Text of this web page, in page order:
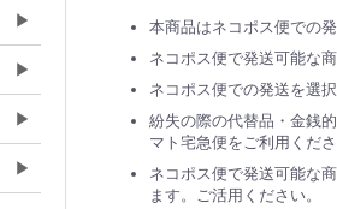
▶
▶
▶
▶
本商品はネコポス便での
ネコポス便で発送可能な
ネコポス便での発送を選
紛失の際の代替品・金銭
マト宅急便をご利用くださ
ネコポス便で発送可能な
ます。ご活用ください。